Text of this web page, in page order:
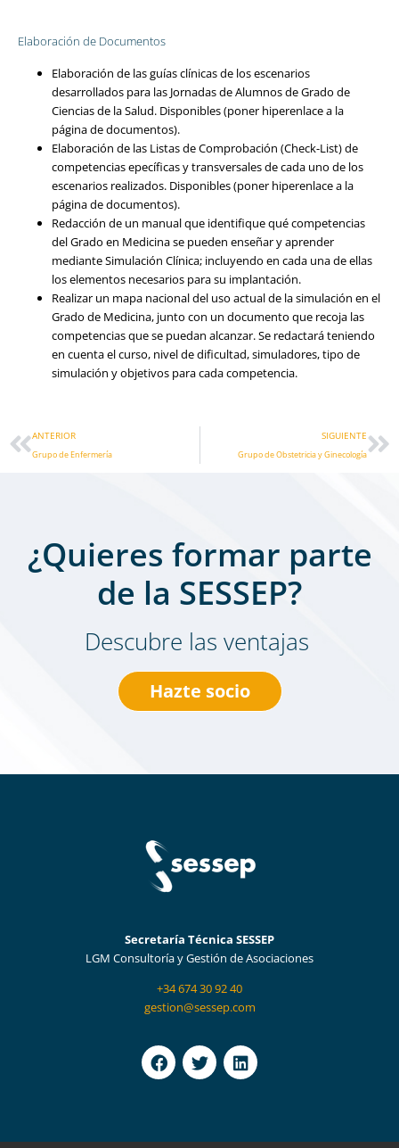
Elaboración de Documentos
Elaboración de las guías clínicas de los escenarios
desarrollados para las Jornadas de Alumnos de Grado de
Ciencias de la Salud. Disponibles (poner hiperenlace a la
página de documentos).
Elaboración de las Listas de Comprobación (Check-List) de
competencias epecíficas y transversales de cada uno de los
escenarios realizados. Disponibles (poner hiperenlace a la
página de documentos).
Redacción de un manual que identifique qué competencias
del Grado en Medicina se pueden enseñar y aprender
mediante Simulación Clínica; incluyendo en cada una de ellas
los elementos necesarios para su implantación.
Realizar un mapa nacional del uso actual de la simulación en el
Grado de Medicina, junto con un documento que recoja las
competencias que se puedan alcanzar. Se redactará teniendo
en cuenta el curso, nivel de dificultad, simuladores, tipo de
simulación y objetivos para cada competencia.
AntANTERIOR
Grupo de Enfermería
SIGUIENTE
Grupo de Obstetricia y Ginecología
¿Quieres formar parte
de la SESSEP?
Descubre las ventajas
Hazte socio
Secretaría Técnica SESSEP
LGM Consultoría y Gestión de Asociaciones
+34 674 30 92 40
gestion@sessep.com
F
a
c
o
T
w
i
e
L
i
n
d